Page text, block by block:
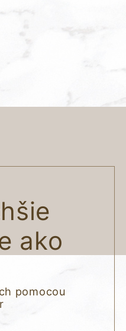
ako
pomocou